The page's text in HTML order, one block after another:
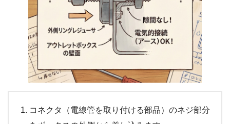
コネクタ（電線管を取り付ける部品）のネジ部分